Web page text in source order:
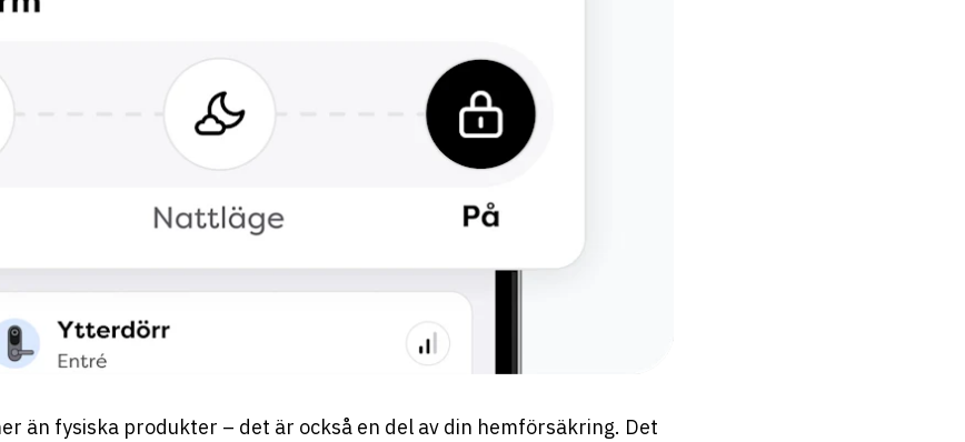
än fysiska produkter – det är också en del av din hemförsäkring. Det